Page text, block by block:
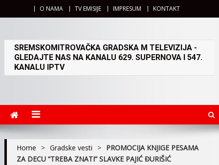
O NAMA TV EMISIJE IMPRESUM KONTAKT
SREMSKOMITROVAČKA GRADSKA M TELEVIZIJA -
GLEDAJTE NAS NA KANALU 629. SUPERNOVA I 547.
KANALU IPTV
Home > Gradske vesti > PROMOCIJA KNJIGE PESAMA
ZA DECU “TREBA ZNATI” SLAVKE PAJIĆ ĐURIŠIĆ